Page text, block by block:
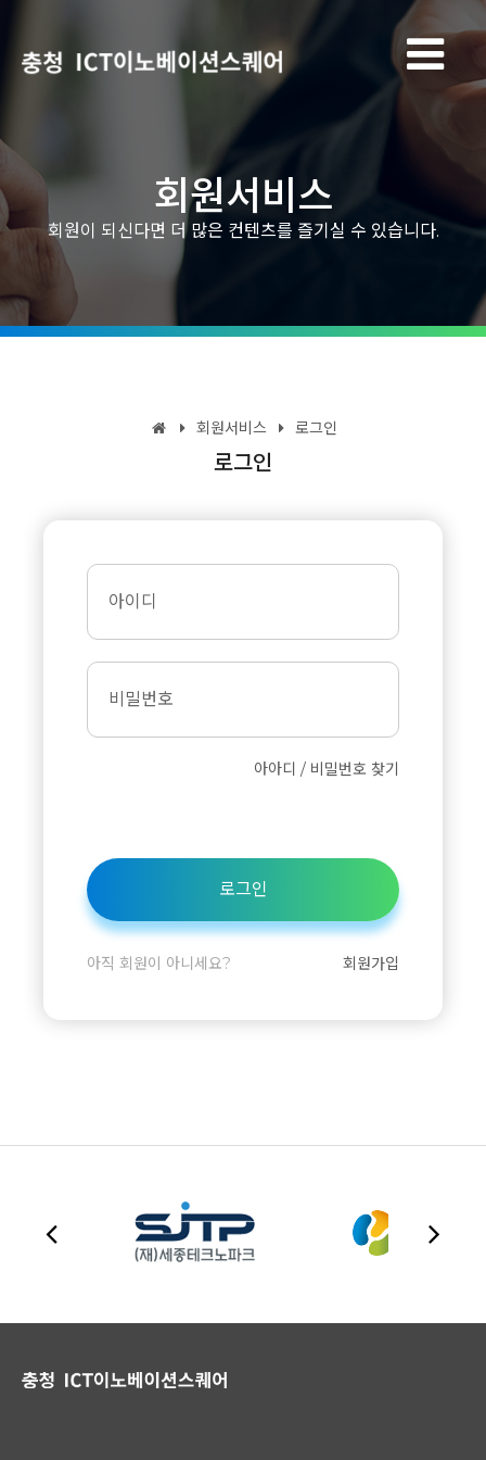
회원서비스
회원이 되신다면 더 많은 컨텐츠를 즐기실 수 있습니다.
회원서비스 로그인
로그인
아이디
비밀번호
아아디 / 비밀번호 찾기
로그인
아직 회원이 아니세요? 회원가입